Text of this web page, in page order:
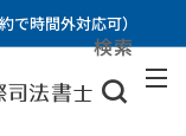
で時間外対応可）
法書士・
検索